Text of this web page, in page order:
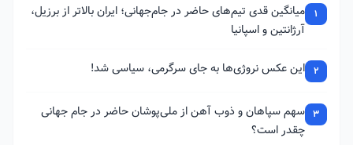
1
میانگین قدی تیم‌های حاضر در جام‌جهانی؛ ایران بالاتر از برزیل،
آرژانتین و اسپانیا
2 این عکس نروژی‌ها به جای سرگرمی، سیاسی شد!
3 سهم سپاهان و ذوب آهن از ملی‌پوشان حاضر در جام جهانی
چقدر است؟